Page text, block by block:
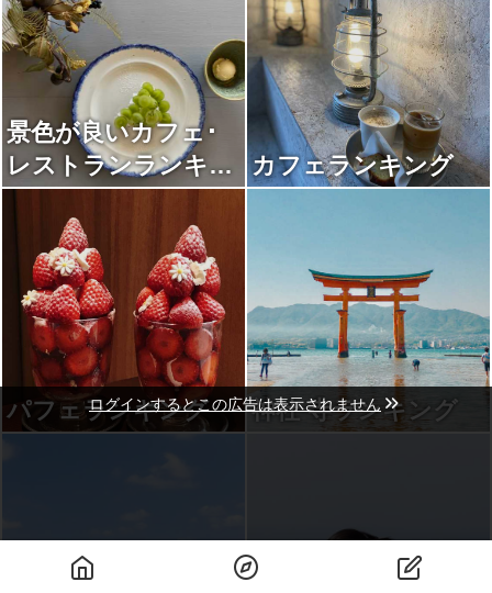
景色が良いカフェ･
レストランランキン
グ
カフェランキング
パフェランキング 神社·寺ランキング
ログインするとこの広告は表示されません